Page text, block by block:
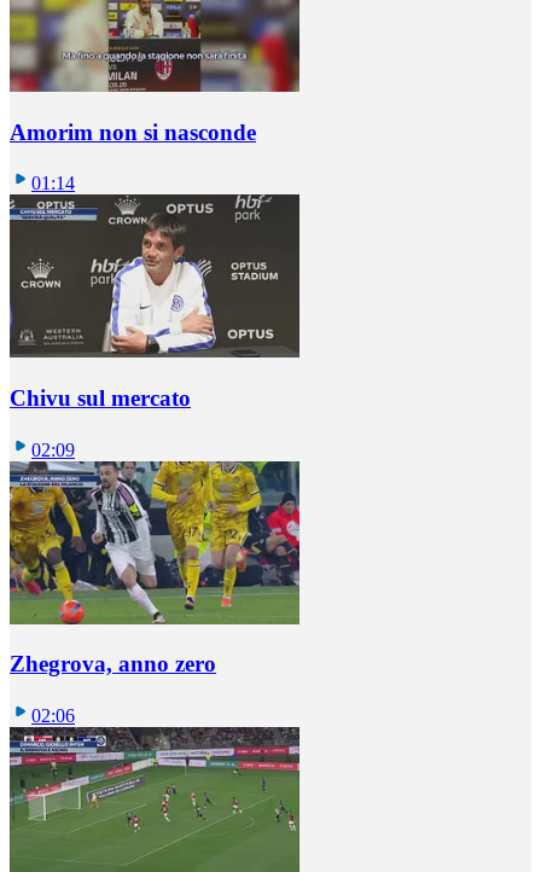
Amorim non si nasconde
01:14
Chivu sul mercato
02:09
Zhegrova, anno zero
02:06